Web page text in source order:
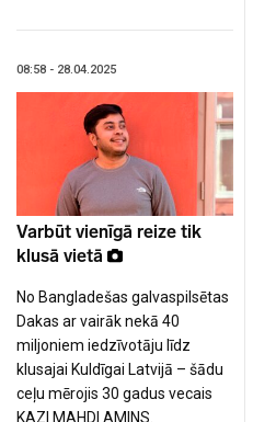
08:58 - 28.04.2025
Varbūt vienīgā reize tik
klusā vietā
No Bangladešas galvaspilsētas
Dakas ar vairāk nekā 40
miljoniem iedzīvotāju līdz
klusajai Kuldīgai Latvijā – šādu
ceļu mērojis 30 gadus vecais
KAZI MAHDI AMINS.